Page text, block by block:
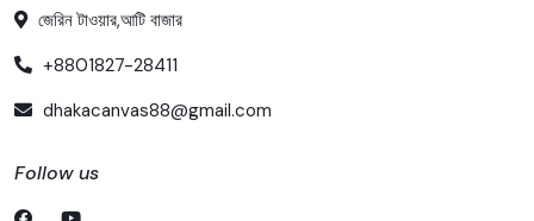
জেরিন টাওয়ার,আটি বাজার
+8801827-28411
dhakacanvas88@gmail.com
Follow us